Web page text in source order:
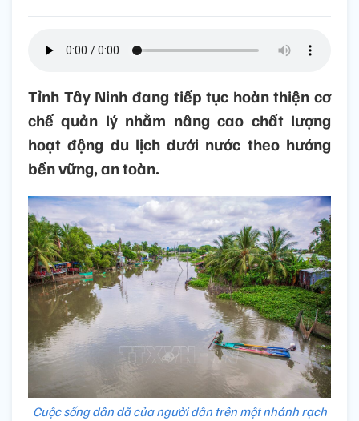
Tỉnh Tây Ninh đang tiếp tục hoàn thiện cơ
chế quản lý nhằm nâng cao chất lượng
hoạt động du lịch dưới nước theo hướng
bền vững, an toàn.
Cuộc sống dân dã của người dân trên một nhánh rạch